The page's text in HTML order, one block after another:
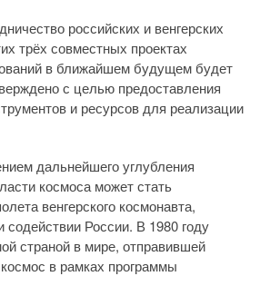
российских и венгерских
трёх совместных проектах
в ближайшем будущем будет
с целью предоставления
и ресурсов для реализации
дальнейшего углубления
космоса может стать
венгерского космонавта,
России. В 1980 году
страной в мире, отправившей
в рамках программы